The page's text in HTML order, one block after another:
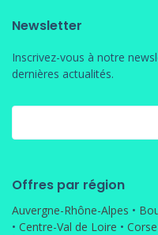
Newsletter
Inscrivez-vous à notre
dernières actualités.
Offres par région
Auvergne-Rhône-Alpes •
• Centre-Val de Loire • Corse